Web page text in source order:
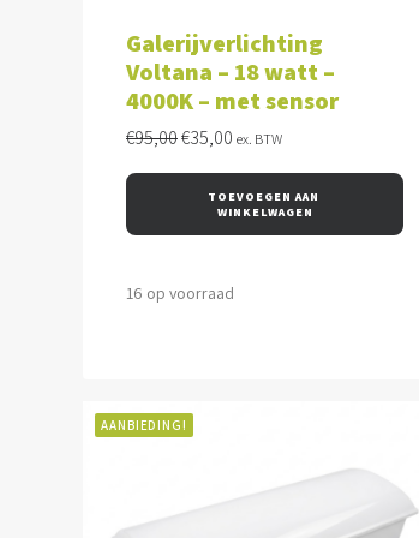
Galerijverlichting
Voltana – 18 watt –
4000K – met sensor
€95,00Oorspronkelijke
€95,00.
€35,00Huidige
€35,00.
ex. BTW
TOEVOEGEN AAN
WINKELWAGEN
16 op voorraad
AANBIEDING!